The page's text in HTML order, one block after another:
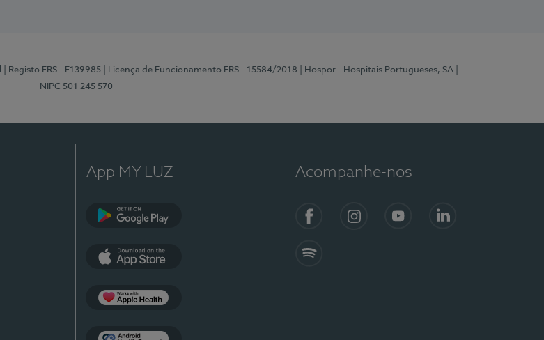
| Registo ERS - E139985 | Licença de Funcionamento ERS - 15584/2018 | Hospor - Hospitais Portugueses, SA
NIPC 501 245 570
App MY LUZ Acompanhe-nos